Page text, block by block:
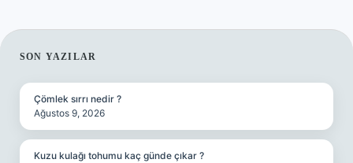
SIDEBAR
SON YAZILAR
Çömlek sırrı nedir ?
Ağustos 9, 2026
Kuzu kulağı tohumu kaç günde çıkar ?